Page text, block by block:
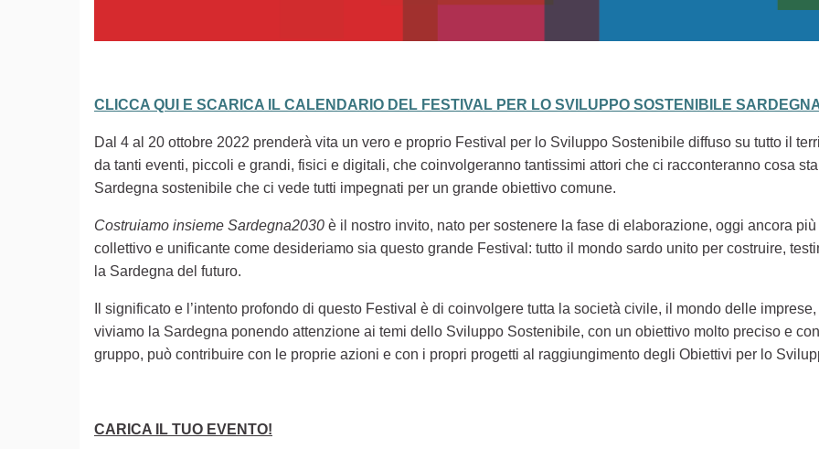
CLICCA QUI E SCARICA IL CALENDARIO DEL FESTIVAL PER LO SVILUPPO SOSTENIBILE
Dal 4 al 20 ottobre 2022 prenderà vita un vero e proprio Festival per lo Sviluppo Sostenibile diffuso su tutto il
da tanti eventi, piccoli e grandi, fisici e digitali, che coinvolgeranno tantissimi attori che ci racconteranno cosa
Sardegna sostenibile che ci vede tutti impegnati per un grande obiettivo comune.
Costruiamo insieme Sardegna2030 è il nostro invito, nato per sostenere la fase di elaborazione, oggi ancora
collettivo e unificante come desideriamo sia questo grande Festival: tutto il mondo sardo unito per costruire,
la Sardegna del futuro.
Il significato e l’intento profondo di questo Festival è di coinvolgere tutta la società civile, il mondo delle
viviamo la Sardegna ponendo attenzione ai temi dello Sviluppo Sostenibile, con un obiettivo molto preciso e
gruppo, può contribuire con le proprie azioni e con i propri progetti al raggiungimento degli Obiettivi per lo
CARICA IL TUO EVENTO!